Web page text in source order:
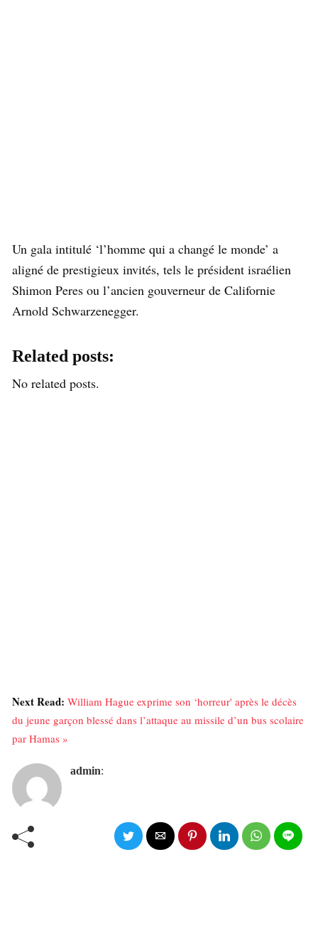
Un gala intitulé ‘l’homme qui a changé le monde’ a
aligné de prestigieux invités, tels le président israélien
Shimon Peres ou l’ancien gouverneur de Californie
Arnold Schwarzenegger.
Related posts:
No related posts.
Next Read: William Hague exprime son ‘horreur' après le décès
du jeune garçon blessé dans l’attaque au missile d’un bus scolaire
par Hamas »
admin: